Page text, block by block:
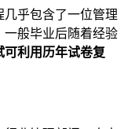
乎包含了一位管理
一般毕业后随着经验
可利用历年试卷复